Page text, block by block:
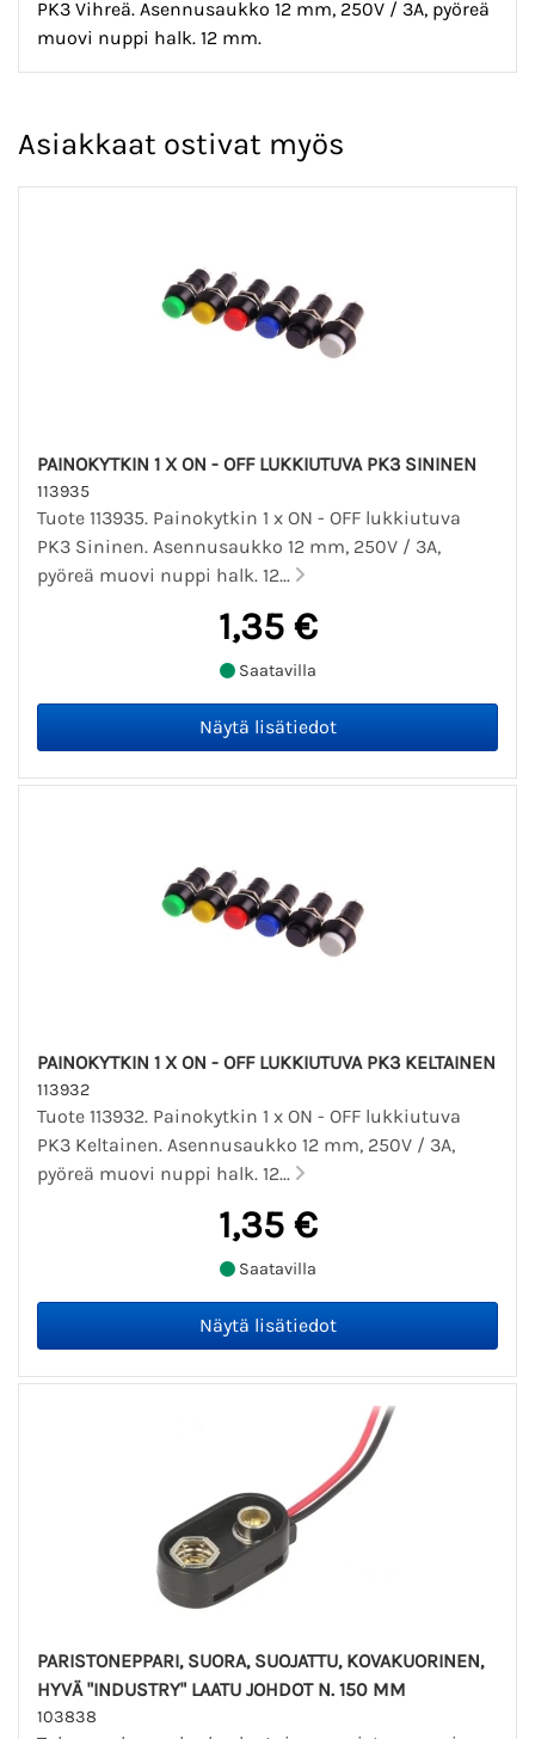
PK3 Vihreä. Asennusaukko 12 mm, 250V / 3A, pyöreä
muovi nuppi halk. 12 mm.
Asiakkaat ostivat myös
PAINOKYTKIN 1 X ON - OFF LUKKIUTUVA PK3 SININEN
113935
Tuote 113935. Painokytkin 1 x ON - OFF lukkiutuva
PK3 Sininen. Asennusaukko 12 mm, 250V / 3A,
pyöreä muovi nuppi halk. 12...
1,35 €
Saatavilla
PAINOKYTKIN 1 X ON - OFF LUKKIUTUVA PK3 KELTAINEN
113932
Tuote 113932. Painokytkin 1 x ON - OFF lukkiutuva
PK3 Keltainen. Asennusaukko 12 mm, 250V / 3A,
pyöreä muovi nuppi halk. 12...
1,35 €
Saatavilla
PARISTONEPPARI, SUORA, SUOJATTU, KOVAKUORINEN,
HYVÄ "INDUSTRY" LAATU JOHDOT N. 150 MM
103838